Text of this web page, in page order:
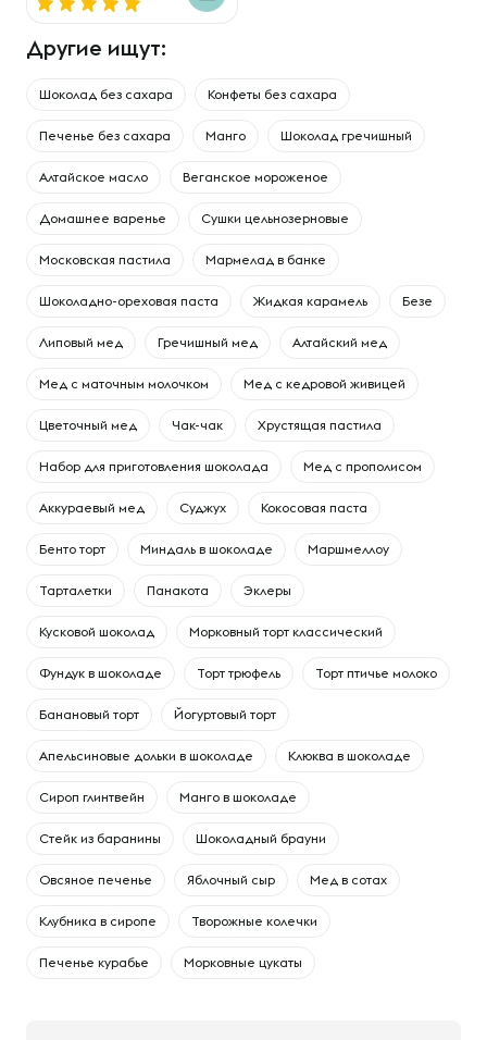
Другие ищут:
Шоколад без сахара Конфеты без сахара
Печенье без сахара Манго Шоколад гречишный
Алтайское масло Веганское мороженое
Домашнее варенье Сушки цельнозерновые
Московская пастила Мармелад в банке
Шоколадно-ореховая паста Жидкая карамель Безе
Липовый мед Гречишный мед Алтайский мед
Мед с маточным молочком Мед с кедровой живицей
Цветочный мед Чак-чак Хрустящая пастила
Набор для приготовления шоколада Мед с прополисом
Аккураевый мед Суджух Кокосовая паста
Бенто торт Миндаль в шоколаде Маршмеллоу
Тарталетки Панакота Эклеры
Кусковой шоколад Морковный торт классический
Фундук в шоколаде Торт трюфель Торт птичье молоко
Банановый торт Йогуртовый торт
Апельсиновые дольки в шоколаде Клюква в шоколаде
Сироп глинтвейн Манго в шоколаде
Cтейк из баранины Шоколадный брауни
Овсяное печенье Яблочный сыр Мед в сотах
Клубника в сиропе Творожные колечки
Печенье курабье Морковные цукаты